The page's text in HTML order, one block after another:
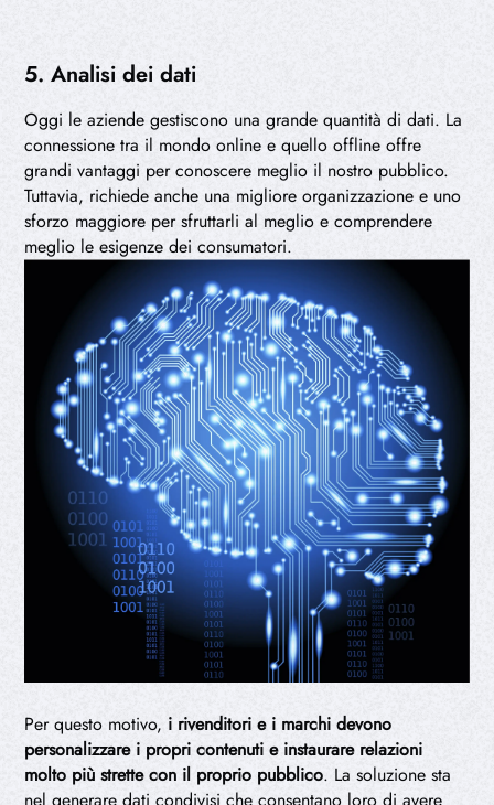
5. Analisi dei dati
Oggi le aziende gestiscono una grande quantità di dati. La
connessione tra il mondo online e quello offline offre
grandi vantaggi per conoscere meglio il nostro pubblico.
Tuttavia, richiede anche una migliore organizzazione e uno
sforzo maggiore per sfruttarli al meglio e comprendere
meglio le esigenze dei consumatori.
Per questo motivo, i rivenditori e i marchi devono
personalizzare i propri contenuti e instaurare relazioni
molto più strette con il proprio pubblico. La soluzione sta